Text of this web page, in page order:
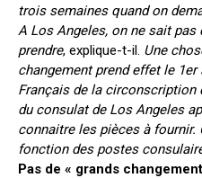
trois semaines quand on
A Los Angeles, on ne sait
prendre, explique-t-il. Une
changement prend effet le
Français de la
du consulat de Los Angeles
connaitre les pièces à fournir.
fonction des postes
Pas de « grands